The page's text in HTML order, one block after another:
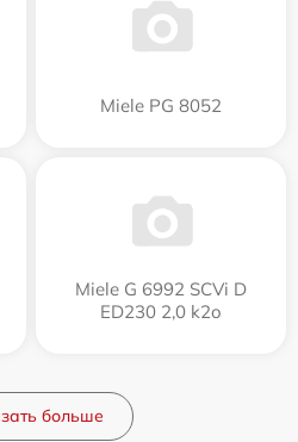
Miele PG 8052
Miele G 6992 SCVi D
ED230 2,0 k2o
больше